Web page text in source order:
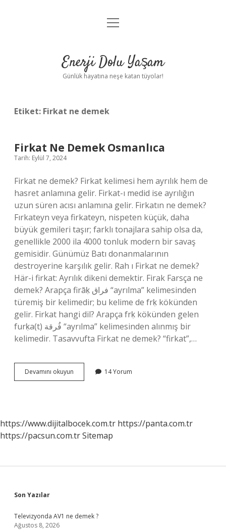
Anasayfa
Yasal Uyarı
menüyü
Enerji Dolu Yaşam
Günlük hayatına neşe katan tüyolar!
Etiket: Firkat ne demek
Firkat Ne Demek Osmanlıca
Tarih: Eylül 7, 2024
Firkat ne demek? Firkat kelimesi hem ayrılık hem de
hasret anlamına gelir. Firkat-ı medid ise ayrılığın
uzun süren acısı anlamına gelir. Firkatın ne demek?
Fırkateyn veya firkateyn, nispeten küçük, daha
büyük gemileri taşır; farklı tonajlara sahip olsa da,
genellikle 2000 ila 4000 tonluk modern bir savaş
gemisidir. Günümüz Batı donanmalarının
destroyerine karşılık gelir. Rah ı Firkat ne demek?
Här-i firkat: Ayrılık dikeni demektir. Firak Farsça ne
demek? Arapça firāḳ فراق “ayrılma” kelimesinden
türemiş bir kelimedir; bu kelime de frḳ kökünden
gelir. Firkat hangi dil? Arapça frḳ kökünden gelen
furḳa(t) فُرقة “ayrılma” kelimesinden alınmış bir
kelimedir. Tasavvufta Firkat ne demek? “firkat”,…
Devamını okuyun
Ne
14 Yorum
https://www.dijitalbocek.com.tr https://panta.com.tr
https://pacsun.com.trSitemap
Sidebar
Son Yazılar
Televizyonda AV1 ne demek ?
Ağustos 8, 2026